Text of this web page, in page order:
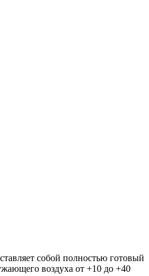
собой полностью готовый
воздуха от +10 до +40